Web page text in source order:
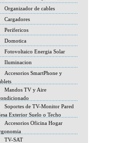
Organizador de cables
Cargadores
Perifericos
Domotica
Fotovoltaico Energia Solar
Iluminacion
Accesorios SmartPhone y
Mandos TV y Aire
Soportes de TV-Monitor Pared
Exterior Suelo o Techo
Accesorios Oficina Hogar
TV-SAT